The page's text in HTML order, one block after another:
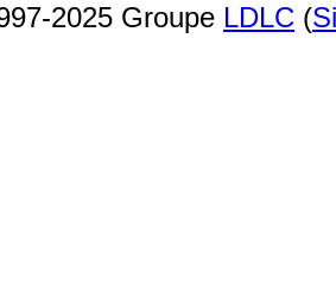
2025 Groupe LDLC (